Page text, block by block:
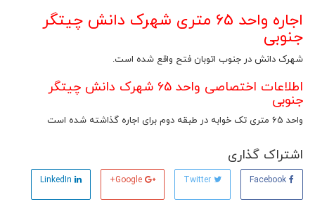
اجاره واحد 65 متری شهرک دانش چیتگر
جنوبی
شهرک دانش در جنوب اتوبان فتح واقع شده است.
اطلاعات اختصاصی واحد 65 شهرک دانش چیتگر
جنوبی
واحد 65 متری تک خوابه در طبقه دوم برای اجاره گذاشته شده است
اشتراک گذاری
Twitter
Google+
LinkedIn